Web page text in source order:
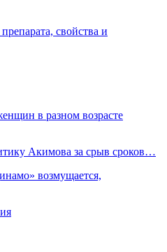
свойства и
в разном возрасте
Акимова за срыв сроков…
возмущается,